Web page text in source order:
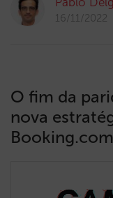
16/11/2022
O fim da
nova